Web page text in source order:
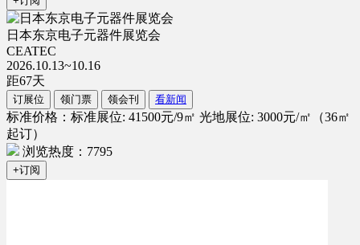
日本东京电子元器件展览会
CEATEC
2026.10.13~10.16
距67天
订展位 领门票 领会刊 看新闻
标准价格：标准展位: 41500元/9㎡ 光地展位: 3000元/㎡（36㎡
起订）
浏览热度：7795
+订阅